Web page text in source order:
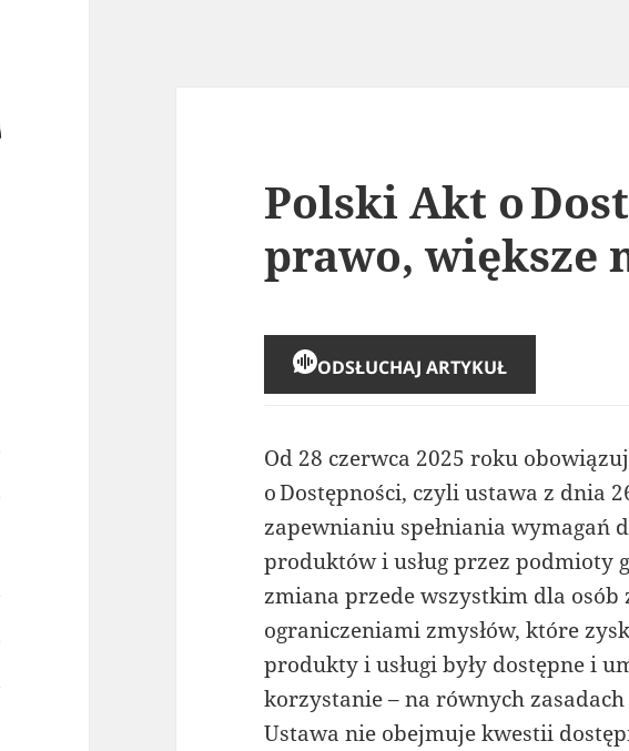
Polski Akt o
prawo, większe
ODSŁUCHAJ ARTYKUŁ
Od 28 czerwca 2025 roku
o Dostępności, czyli ustawa z dnia
zapewnianiu spełniania wymagań
produktów i usług przez podmioty
zmiana przede wszystkim dla osób
ograniczeniami zmysłów, które
produkty i usługi były dostępne i
korzystanie – na równych
Ustawa nie obejmuje kwestii